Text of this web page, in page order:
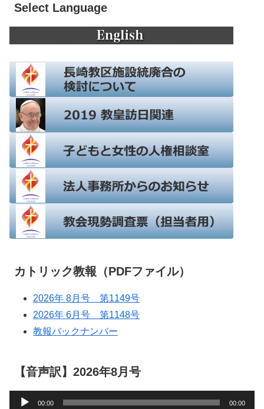
Select Language
カトリック教報（PDFファイル）
2026年 8月号 第1149号
2026年 6月号 第1148号
教報バックナンバー
【音声訳】2026年8月号
00:00 00:00